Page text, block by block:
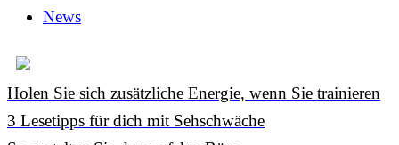
News
Holen Sie sich zusätzliche Energie, wenn Sie trainieren
3 Lesetipps für dich mit Sehschwäche